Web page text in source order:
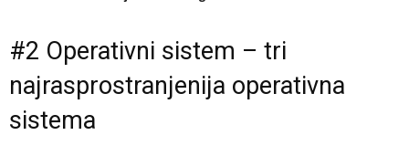
#2 Operativni sistem – tri
najrasprostranjenija operativna
sistema